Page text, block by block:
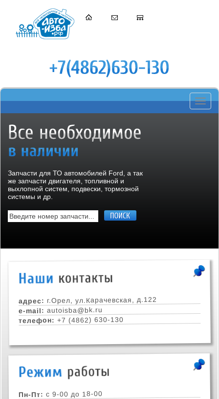
Toggle
Запчасти для ТО автомобилей Ford, а так
же запчасти двигателя, топливной и
выхлопной систем, подвески, тормозной
системы и др.
адрес: г.Орел, ул.Карачевская, д.122
e-mail: autoisba@bk.ru
телефон: +7 (4862) 630-130
Пн-Пт: с 9-00 до 18-00